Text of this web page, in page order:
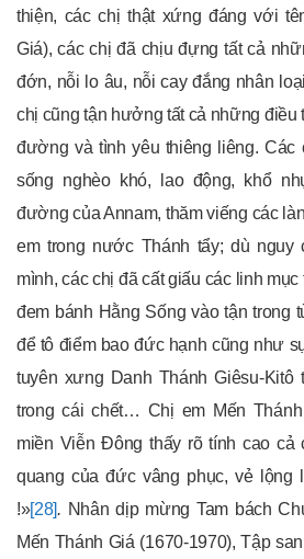
thiện, các chị thật xứng đáng với
Giá), các chị đã chịu đựng tất cả
đớn, nỗi lo âu, nỗi cay đắng nhân
chị cũng tận hưởng tất cả những điều
đường và tình yêu thiêng liêng. Các
sống nghèo khó, lao động, khổ
đường của Annam, thăm viếng các
em trong nước Thánh tẩy; dù nguy
mình, các chị đã cất giấu các linh
đem bánh Hằng Sống vào tận trong
để tô điểm bao đức hạnh cũng như
tuyên xưng Danh Thánh Giêsu-Kitô
trong cái chết… Chị em Mến
miền Viễn Đông thấy rõ tính cao cả
quang của đức vâng phục, vẻ lộng
!»[28]. Nhân dịp mừng Tam bách
Mến Thánh Giá (1670-1970), Tập